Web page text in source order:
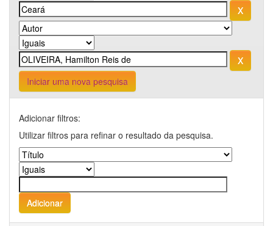
Iniciar uma nova pesquisa
Adicionar filtros:
Utilizar filtros para refinar o resultado da pesquisa.